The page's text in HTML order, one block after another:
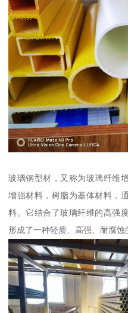
玻璃钢型材，又称为玻璃纤维
增强材料，树脂为基体材料，
料。它结合了玻璃纤维的高强
形成了一种轻质、高强、耐腐蚀